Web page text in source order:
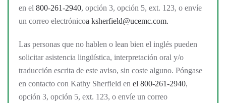
en el 800-261-2940, opción 3, opción 5, ext. 123, o envíe
un correo electrónicoa ksherfield@ucemc.com.
Las personas que no hablen o lean bien el inglés pueden
solicitar asistencia lingüística, interpretación oral y/o
traducción escrita de este aviso, sin coste alguno. Póngase
en contacto con Kathy Sherfield en el 800-261-2940,
opción 3, opción 5, ext. 123, o envíe un correo